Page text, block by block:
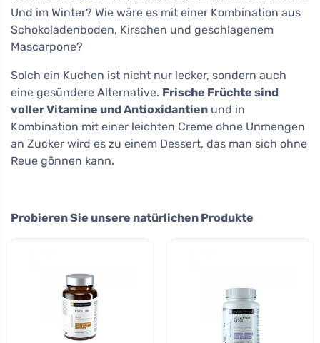
Und im Winter? Wie wäre es mit einer Kombination aus
Schokoladenboden, Kirschen und geschlagenem
Mascarpone?
Solch ein Kuchen ist nicht nur lecker, sondern auch
eine gesündere Alternative. Frische Früchte sind
voller Vitamine und Antioxidantien und in
Kombination mit einer leichten Creme ohne Unmengen
an Zucker wird es zu einem Dessert, das man sich ohne
Reue gönnen kann.
Probieren Sie unsere natürlichen Produkte